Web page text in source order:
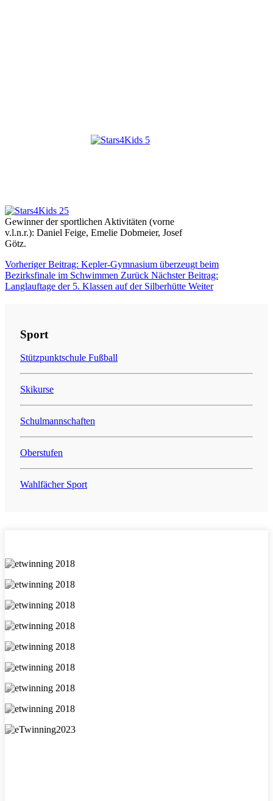
Gewinner der sportlichen Aktivitäten (vorne
v.l.n.r.): Daniel Feige, Emelie Dobmeier, Josef
Götz.
Vorheriger Beitrag: Kepler-Gymnasium überzeugt beim
Bezirksfinale im Schwimmen Zurück Nächster Beitrag:
Langlauftage der 5. Klassen auf der Silberhütte Weiter
Sport
Stützpunktschule Fußball
Skikurse
Schulmannschaften
Oberstufen
Wahlfächer Sport